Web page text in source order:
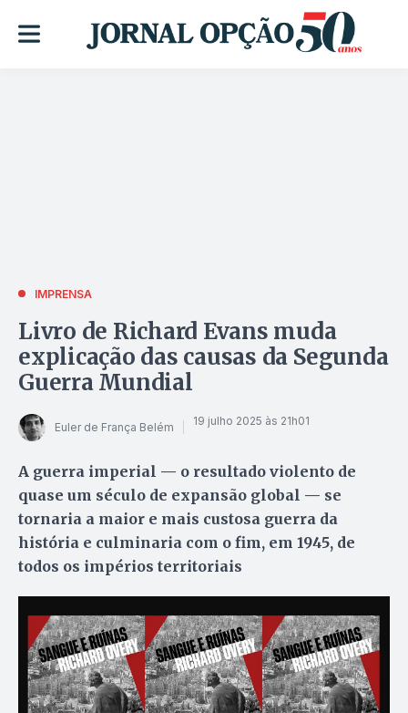
IMPRENSA
Livro de Richard Evans muda
explicação das causas da Segunda
Guerra Mundial
Euler de França Belém 19 julho 2025 às 21h01
A guerra imperial — o resultado violento de
quase um século de expansão global — se
tornaria a maior e mais custosa guerra da
história e culminaria com o fim, em 1945, de
todos os impérios territoriais